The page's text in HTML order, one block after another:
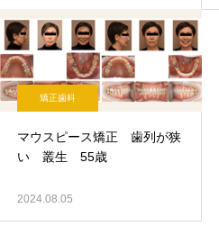
矯正歯科
マウスピース矯正 歯列が狭
い 叢生 55歳
2024.08.05